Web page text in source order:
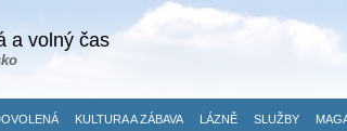
a volný čas
KULTURA A ZÁBAVA LÁZNĚ SLUŽBY